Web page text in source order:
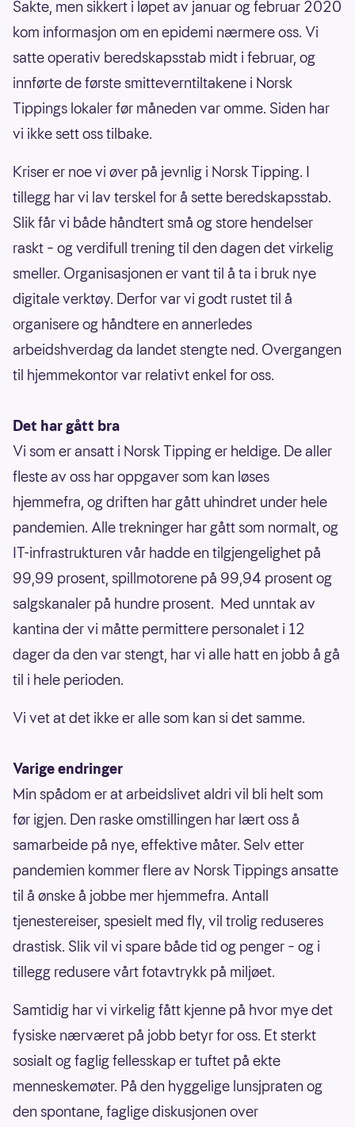
Sakte, men sikkert i løpet av januar og februar 2020
kom informasjon om en epidemi nærmere oss. Vi
satte operativ beredskapsstab midt i februar, og
innførte de første smitteverntiltakene i Norsk
Tippings lokaler før måneden var omme. Siden har
vi ikke sett oss tilbake.
Kriser er noe vi øver på jevnlig i Norsk Tipping. I
tillegg har vi lav terskel for å sette beredskapsstab.
Slik får vi både håndtert små og store hendelser
raskt – og verdifull trening til den dagen det virkelig
smeller. Organisasjonen er vant til å ta i bruk nye
digitale verktøy. Derfor var vi godt rustet til å
organisere og håndtere en annerledes
arbeidshverdag da landet stengte ned. Overgangen
til hjemmekontor var relativt enkel for oss.
Det har gått bra
Vi som er ansatt i Norsk Tipping er heldige. De aller
fleste av oss har oppgaver som kan løses
hjemmefra, og driften har gått uhindret under hele
pandemien. Alle trekninger har gått som normalt, og
IT-infrastrukturen vår hadde en tilgjengelighet på
99,99 prosent, spillmotorene på 99,94 prosent og
salgskanaler på hundre prosent. Med unntak av
kantina der vi måtte permittere personalet i 12
dager da den var stengt, har vi alle hatt en jobb å gå
til i hele perioden.
Vi vet at det ikke er alle som kan si det samme.
Varige endringer
Min spådom er at arbeidslivet aldri vil bli helt som
før igjen. Den raske omstillingen har lært oss å
samarbeide på nye, effektive måter. Selv etter
pandemien kommer flere av Norsk Tippings ansatte
til å ønske å jobbe mer hjemmefra. Antall
tjenestereiser, spesielt med fly, vil trolig reduseres
drastisk. Slik vil vi spare både tid og penger – og i
tillegg redusere vårt fotavtrykk på miljøet.
Samtidig har vi virkelig fått kjenne på hvor mye det
fysiske nærværet på jobb betyr for oss. Et sterkt
sosialt og faglig fellesskap er tuftet på ekte
menneskemøter. På den hyggelige lunsjpraten og
den spontane, faglige diskusjonen over